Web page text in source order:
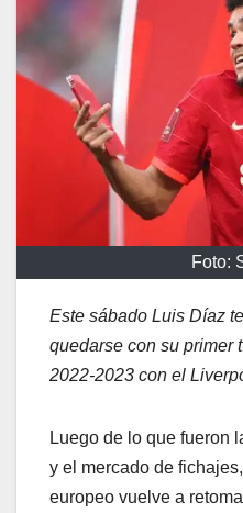
Foto:
Este sábado Luis Díaz
quedarse con su primer
2022-2023 con el
Luego de lo que fueron
y el mercado de
europeo vuelve a